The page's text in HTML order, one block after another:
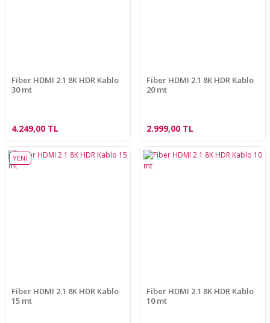
Fiber HDMI 2.1 8K HDR Kablo
30 mt
4.249,00 TL
Fiber HDMI 2.1 8K HDR Kablo
20 mt
2.999,00 TL
YENİ
Fiber HDMI 2.1 8K HDR Kablo
15 mt
Fiber HDMI 2.1 8K HDR Kablo
10 mt